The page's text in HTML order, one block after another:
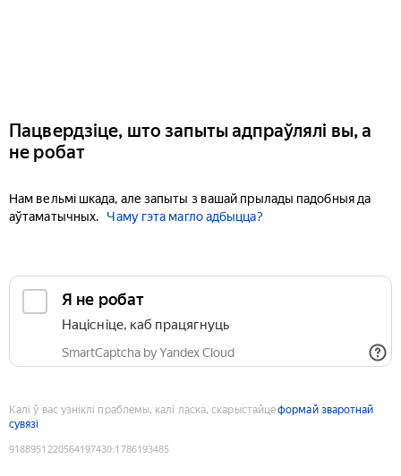
Пацвердзіце, што запыты адпраўлялі вы, а
не робат
Нам вельмі шкада, але запыты з вашай прылады падобныя да
аўтаматычных.
Чаму гэта магло адбыцца?
Я не робат
Націсніце, каб працягнуць
SmartCaptcha by Yandex Cloud
Калі ў вас узніклі праблемы, калі ласка, скарыстайцеформай зваротнай
сувязі
9188951220564197430:1786193485